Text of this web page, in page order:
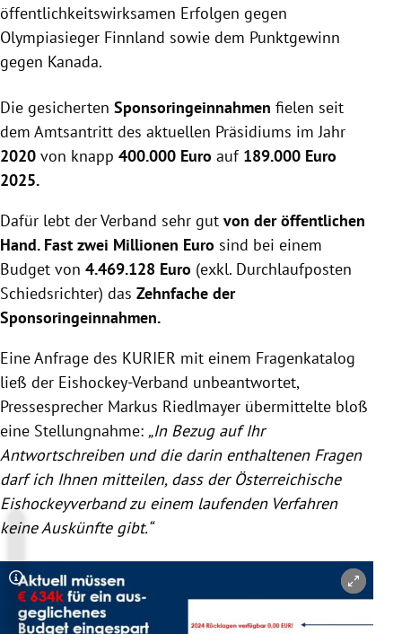
öffentlichkeitswirksamen Erfolgen gegen
Olympiasieger Finnland sowie dem Punktgewinn
gegen Kanada.
Die gesicherten Sponsoringeinnahmen fielen seit
dem Amtsantritt des aktuellen Präsidiums im Jahr
2020 von knapp 400.000 Euro auf 189.000 Euro
2025.
Dafür lebt der Verband sehr gut von der öffentlichen
Hand. Fast zwei Millionen Euro sind bei einem
Budget von 4.469.128 Euro (exkl. Durchlaufposten
Schiedsrichter) das Zehnfache der
Sponsoringeinnahmen.
Eine Anfrage des KURIER mit einem Fragenkatalog
ließ der Eishockey-Verband unbeantwortet,
Pressesprecher Markus Riedlmayer übermittelte bloß
eine Stellungnahme: „In Bezug auf Ihr
Antwortschreiben und die darin enthaltenen Fragen
darf ich Ihnen mitteilen, dass der Österreichische
Eishockeyverband zu einem laufenden Verfahren
keine Auskünfte gibt.“
Copyright-Hinweis öffnen/schließen